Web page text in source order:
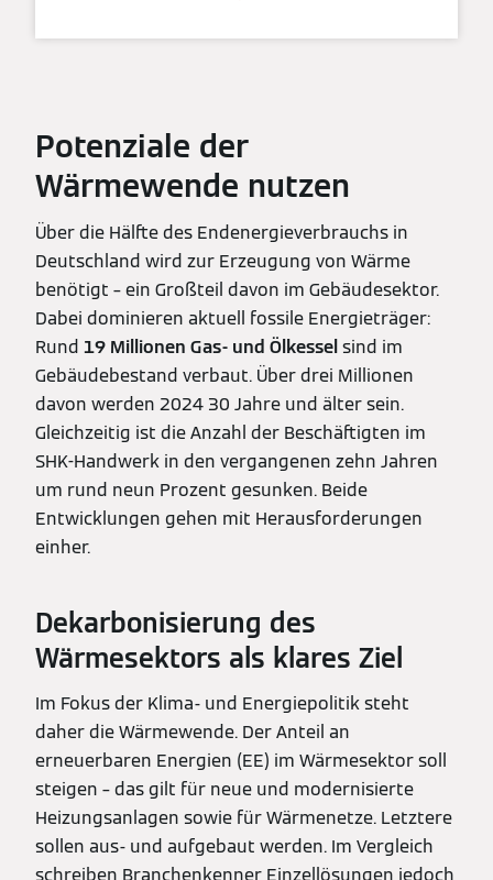
Potenziale der
Wärmewende nutzen
Über die Hälfte des Endenergieverbrauchs in
Deutschland wird zur Erzeugung von Wärme
benötigt – ein Großteil davon im Gebäudesektor.
Dabei dominieren aktuell fossile Energieträger:
Rund 19 Millionen Gas- und Ölkessel sind im
Gebäudebestand verbaut. Über drei Millionen
davon werden 2024 30 Jahre und älter sein.
Gleichzeitig ist die Anzahl der Beschäftigten im
SHK-Handwerk in den vergangenen zehn Jahren
um rund neun Prozent gesunken. Beide
Entwicklungen gehen mit Herausforderungen
einher.
Dekarbonisierung des
Wärmesektors als klares Ziel
Im Fokus der Klima- und Energiepolitik steht
daher die Wärmewende. Der Anteil an
erneuerbaren Energien (EE) im Wärmesektor soll
steigen – das gilt für neue und modernisierte
Heizungsanlagen sowie für Wärmenetze. Letztere
sollen aus- und aufgebaut werden. Im Vergleich
schreiben Branchenkenner Einzellösungen jedoch